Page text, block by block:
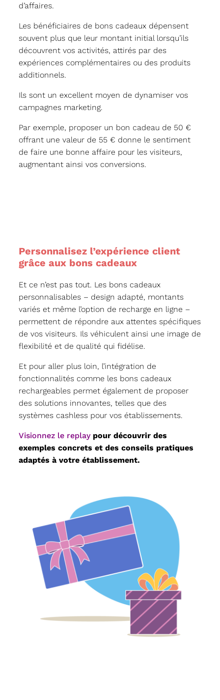
d’affaires.
Les bénéficiaires de bons cadeaux dépensent
souvent plus que leur montant initial lorsqu’ils
découvrent vos activités, attirés par des
expériences complémentaires ou des produits
additionnels.
Ils sont un excellent moyen de dynamiser vos
campagnes marketing.
Par exemple, proposer un bon cadeau de 50 €
offrant une valeur de 55 € donne le sentiment
de faire une bonne affaire pour les visiteurs,
augmentant ainsi vos conversions.
Personnalisez l’expérience client
grâce aux bons cadeaux
Et ce n’est pas tout. Les bons cadeaux
personnalisables – design adapté, montants
variés et même l’option de recharge en ligne –
permettent de répondre aux attentes spécifiques
de vos visiteurs. Ils véhiculent ainsi une image de
flexibilité et de qualité qui fidélise.
Et pour aller plus loin, l’intégration de
fonctionnalités comme les bons cadeaux
rechargeables permet également de proposer
des solutions innovantes, telles que des
systèmes cashless pour vos établissements.
Visionnez le replaypour découvrir des
exemples concrets et des conseils pratiques
adaptés à votre établissement.